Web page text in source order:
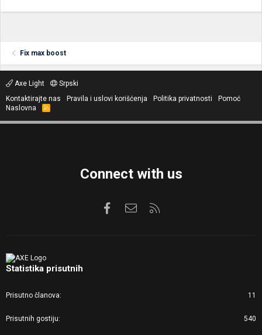
Fix max boost
Axe Light
Srpski
Kontaktirajte nas
Pravila i uslovi korišćenja Politika privatnosti
Pomoć
Naslovna
R
S
Connect with us
FacebookKontaktirajte nas
Statistika prisutnih
Prisutno članova 11
Prisutnih gostiju 540